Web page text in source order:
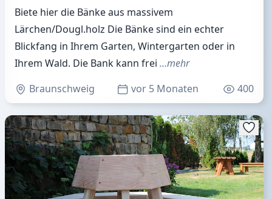
Biete hier die Bänke aus massivem
Lärchen/Dougl.holz Die Bänke sind ein echter
Blickfang in Ihrem Garten, Wintergarten oder in
Ihrem Wald. Die Bank kann frei …mehr
Braunschweig
vor 5 Monaten 400